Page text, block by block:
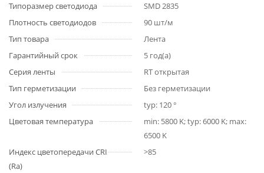
Типоразмер светодиода
SMD 2835
Плотность светодиодов
90 шт/м
Тип товара
Лента
Гарантийный срок
5 год(а)
Серия ленты
RT открытая
Тип герметизации
Без герметизации
Угол излучения
typ: 120 °
Цветовая температура
min: 5800 K; typ: 6000 K; max:
6500 K
Индекс цветопередачи CRI
(Ra)
>85